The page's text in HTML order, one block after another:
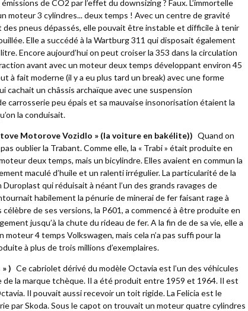
de CO2 par l’effet du downsizing ? Faux. L’immortelle
moteur 3 cylindres... deux temps ! Avec un centre de gravité
des pneus dépassés, elle pouvait être instable et difficile à tenir
Elle a succédé à la Wartburg 311 qui disposait également
Encore aujourd’hui on peut croiser la 353 dans la circulation
avant avec un moteur deux temps développant environ 45
à fait moderne (il y a eu plus tard un break) avec une forme
cachait un châssis archaïque avec une suspension
carrosserie peu épais et sa mauvaise insonorisation étaient la
la conduisait.
Motorove Vozidlo » (la voiture en bakélite)) Quand on
oublier la Trabant. Comme elle, la « Trabi » était produite en
deux temps, mais un bicylindre. Elles avaient en commun la
maculé d’huile et un ralenti irrégulier. La particularité de la
qui réduisait à néant l’un des grands ravages de
habilement la pénurie de minerai de fer faisant rage à
célèbre de ses versions, la P601, a commencé à être produite en
jusqu’à la chute du rideau de fer. A la fin de de sa vie, elle a
4 temps Volkswagen, mais cela n’a pas suffi pour la
à plus de trois millions d’exemplaires.
) Ce cabriolet dérivé du modèle Octavia est l’un des véhicules
de la marque tchèque. Il a été produit entre 1959 et 1964. Il est
Il pouvait aussi recevoir un toit rigide. La Felicia est le
par Skoda. Sous le capot on trouvait un moteur quatre cylindres